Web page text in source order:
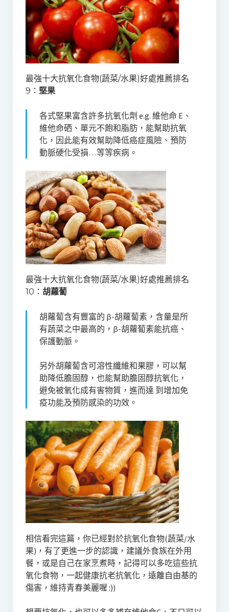
最強十大抗氧化食物(蔬菜/水果)好處推薦排名
9： 堅果
各式堅果富含許多抗氧化劑 e.g. 維他命 E、
維他命硒、單元不飽和脂肪，能幫助抗氧
化，因此能有效幫助降低癌症風險、預防
動脈硬化受損…等等疾病。
最強十大抗氧化食物(蔬菜/水果)好處推薦排名
10： 胡蘿蔔
胡蘿蔔含有豐富的 β-胡蘿蔔素，含量是所
有蔬菜之中最高的，β-胡蘿蔔素能抗癌、
保護動脈。
另外胡蘿蔔含可溶性纖維和果膠，可以幫
助降低膽固醇，也能幫助膽固醇抗氧化，
避免被氧化成有害物質，進而達 到增加免
疫功能及預防感染的功效。
相信看完這篇，你已經對於抗氧化食物(蔬菜/水
果)，有了更進一步的認識，建議外食族在外用
餐，或是自己在家烹煮時，記得可以多吃這些抗
氧化食物，一起健康抗老抗氧化，遠離自由基的
傷害，維持青春美麗喔 :))